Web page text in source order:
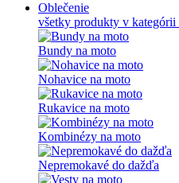
Oblečenie
všetky produkty v kategórii
Bundy na moto
Nohavice na moto
Rukavice na moto
Kombinézy na moto
Nepremokavé do dažďa